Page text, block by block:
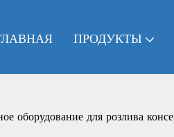
ПРОДУКТЫ
оборудование для розлива